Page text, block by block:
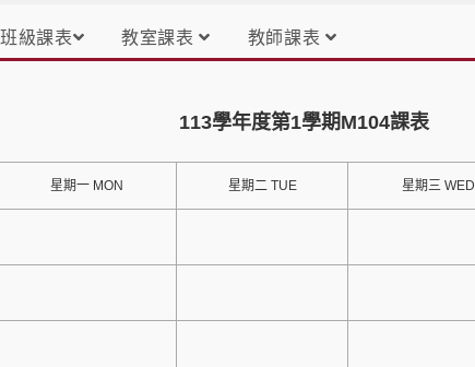
班級課表 教室課表 教師課表
113學年度第1學期M104課表
星期一 MON 星期二 TUE 星期三 WED